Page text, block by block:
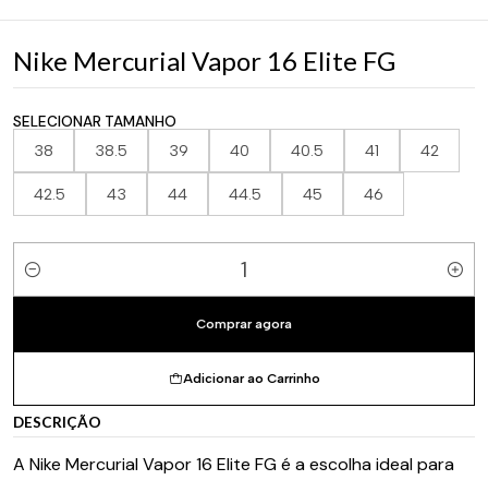
Nike Mercurial Vapor 16 Elite FG
SELECIONAR TAMANHO
38 38.5 39 40 40.5 41 42
42.5 43 44 44.5 45 46
Quantidade
Adicionar ao Carrinho
Comprar agora
DESCRIÇÃO
A Nike Mercurial Vapor 16 Elite FG é a escolha ideal para